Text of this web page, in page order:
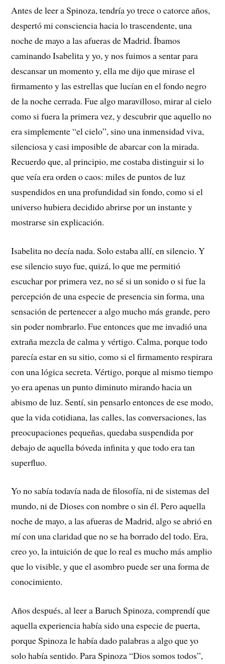
Antes de leer a Spinoza, tendría yo trece o catorce años,
despertó mi consciencia hacia lo trascendente, una
noche de mayo a las afueras de Madrid. Íbamos
caminando Isabelita y yo, y nos fuimos a sentar para
descansar un momento y, ella me dijo que mirase el
firmamento y las estrellas que lucían en el fondo negro
de la noche cerrada. Fue algo maravilloso, mirar al cielo
como si fuera la primera vez, y descubrir que aquello no
era simplemente “el cielo”, sino una inmensidad viva,
silenciosa y casi imposible de abarcar con la mirada.
Recuerdo que, al principio, me costaba distinguir si lo
que veía era orden o caos: miles de puntos de luz
suspendidos en una profundidad sin fondo, como si el
universo hubiera decidido abrirse por un instante y
mostrarse sin explicación.
Isabelita no decía nada. Solo estaba allí, en silencio. Y
ese silencio suyo fue, quizá, lo que me permitió
escuchar por primera vez, no sé si un sonido o si fue la
percepción de una especie de presencia sin forma, una
sensación de pertenecer a algo mucho más grande, pero
sin poder nombrarlo. Fue entonces que me invadió una
extraña mezcla de calma y vértigo. Calma, porque todo
parecía estar en su sitio, como si el firmamento respirara
con una lógica secreta. Vértigo, porque al mismo tiempo
yo era apenas un punto diminuto mirando hacia un
abismo de luz. Sentí, sin pensarlo entonces de ese modo,
que la vida cotidiana, las calles, las conversaciones, las
preocupaciones pequeñas, quedaba suspendida por
debajo de aquella bóveda infinita y que todo era tan
superfluo.
Yo no sabía todavía nada de filosofía, ni de sistemas del
mundo, ni de Dioses con nombre o sin él. Pero aquella
noche de mayo, a las afueras de Madrid, algo se abrió en
mí con una claridad que no se ha borrado del todo. Era,
creo yo, la intuición de que lo real es mucho más amplio
que lo visible, y que el asombro puede ser una forma de
conocimiento.
Años después, al leer a Baruch Spinoza, comprendí que
aquella experiencia había sido una especie de puerta,
porque Spinoza le había dado palabras a algo que yo
solo había sentido. Para Spinoza “Dios somos todos”,